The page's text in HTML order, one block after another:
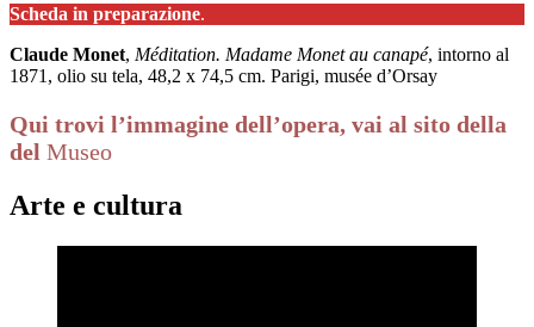
Scheda in preparazione.
Claude Monet, Méditation. Madame Monet au canapé, intorno al
1871, olio su tela, 48,2 x 74,5 cm. Parigi, musée d’Orsay
Qui trovi l’immagine dell’opera, vai al sito della
del Museo
Arte e cultura